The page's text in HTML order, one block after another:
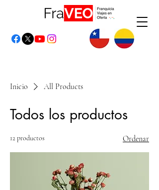
Inicio All Products
Todos los productos
12 productos Ordenar